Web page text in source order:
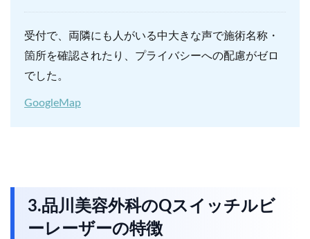
受付で、両隣にも人がいる中大きな声で施術名称・
箇所を確認されたり、プライバシーへの配慮がゼロ
でした。
GoogleMap
3.品川美容外科のQスイッチルビ
ーレーザーの特徴